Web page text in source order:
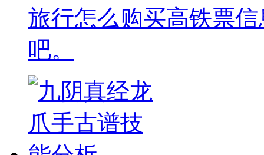
旅行怎么购买高铁票
吧。